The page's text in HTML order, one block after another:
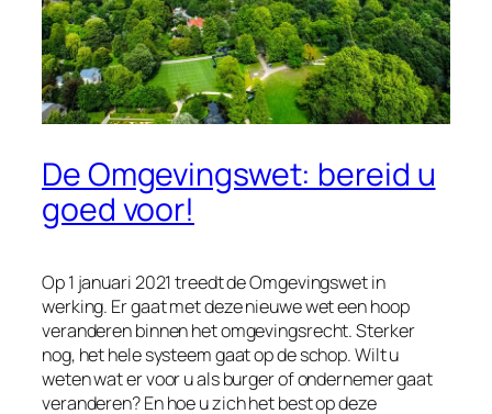
De Omgevingswet: bereid u
goed voor!
Op 1 januari 2021 treedt de Omgevingswet in
werking. Er gaat met deze nieuwe wet een hoop
veranderen binnen het omgevingsrecht. Sterker
nog, het hele systeem gaat op de schop. Wilt u
weten wat er voor u als burger of ondernemer gaat
veranderen? En hoe u zich het best op deze